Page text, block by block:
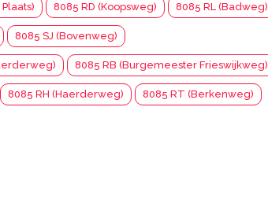
8085 RD (Koopsweg) 8085 RL (Badweg)
8085 SJ (Bovenweg)
8085 RB (Burgemeester Frieswijkweg)
8085 RH (Haerderweg) 8085 RT (Berkenweg)